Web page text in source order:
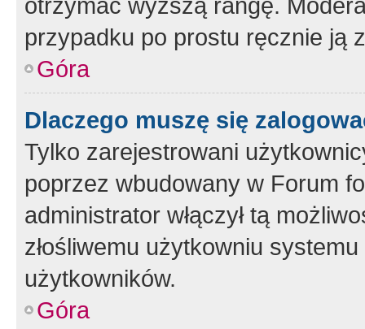
przypadku po prostu ręcznie ją
Góra
Dlaczego muszę się
Tylko zarejestrowani
poprzez wbudowany w Forum
administrator włączył tą
złośliwemu użytkowniu
użytkowników.
Góra